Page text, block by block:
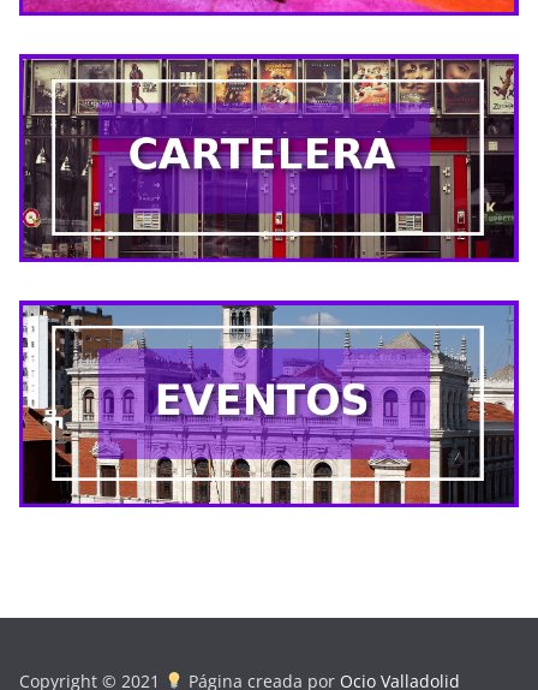
Copyright © 2021 Página creada por Ocio Valladolid